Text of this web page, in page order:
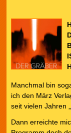
Manchmal bin
ich den März
seit vielen Jahren
Dann erreichte